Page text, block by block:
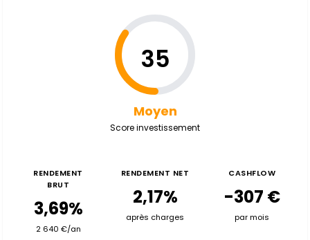
35
Moyen
Score investissement
RENDEMENT
BRUT
3,69%
2 640 €/an
RENDEMENT NET
2,17%
après charges
CASHFLOW
-307 €
par mois